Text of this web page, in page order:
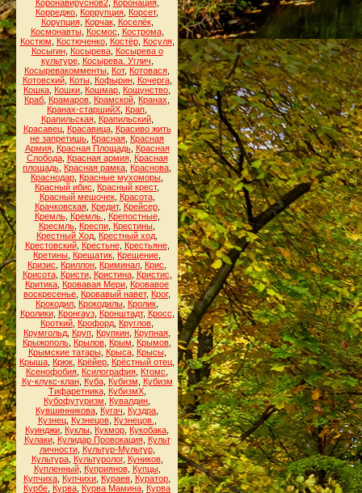
Коронавируснов2, Коронация,
Корреджо Коррупция Корсет,
Корупция, Корчак, Коселёк,
Космонавты, Космос Кострома,
Костюм
Костюченко, Костёр, Косуля,
Косыгин, Косырева, Косырева о
культуре, Косырева. Углич
Косыревакомменты Кот, Котовася
Котовский, Коты, Кофырин, Кочерга,
Кошка Кошки Кошмар Кощунство
Краб Крамаров Крамской Кранах
Кранах-старшийХ Крап
Крапильская, Крапильский,
Красавец, Красавица, Красиво жить
не запретишь Красная Красная
Армия, Красная Площадь, Красная
Слобода, Красная армия, Красная
площадь Красная рамка Краснова
Краснодар Красные мухоморы
Красный ибис
Красный крест,
Красный мешочек, Красота,
Крачковская, Кредит, Крейсер,
Кремль, Кремль. Крепостные,
Кресмль Креспи Крестины
Крестный Ход Крестный ход
Крестовский, Крестьне, Крестьяне,
Кретины Крещатик Крещение
Кризис
Криллон Криминал Крис
Крисота, Кристи, Кристина, Кристис
Критика Кровавая Мери Кровавое
воскресенье Кровавый навет, Крог,
Крокодил Крокодилы Кролик
Кролики, Кронгауз, Кронштадт, Кросс
Кроткий Крофорд Круглов
Крумгольд Круп Крупкин Крупная
Крыжополь Крылов Крым Крымов
Крымские татары, Крыса, Крысы,
Крыша Крюк Крёйер Крёстный отец
Ксенофобия Ксилография Ктомс
Ку-клукс-клан, Куба, Кубизм
Кубизм
Тифаретника, КубизмХ,
Кубофутуризм
Кувалдин
Кувшинникова Кугач Куздра
Кузнец, Кузнецов, Кузнецов.
Куинджи Куклы Кукмор Кукобака
Кулаки, Кулидар Провокация, Культ
личности, Культур-Мультур,
Культура, Культуролог, Куников,
Купленный, Куприянов, Купцы,
Купчиха Купчихи Кураев Куратор
Курбе Курва Курва Мамина Курва